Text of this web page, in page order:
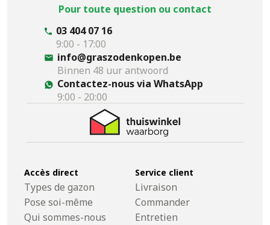
Pour toute question ou contact
03 404 07 16
9:00 - 17:00
info@graszodenkopen.be
Binnen 48 uur antwoord
Contactez-nous via WhatsApp
9:00 - 20:00
Accès direct
Types de gazon
Pose soi-même
Qui sommes-nous
Service client
Livraison
Commander
Entretien